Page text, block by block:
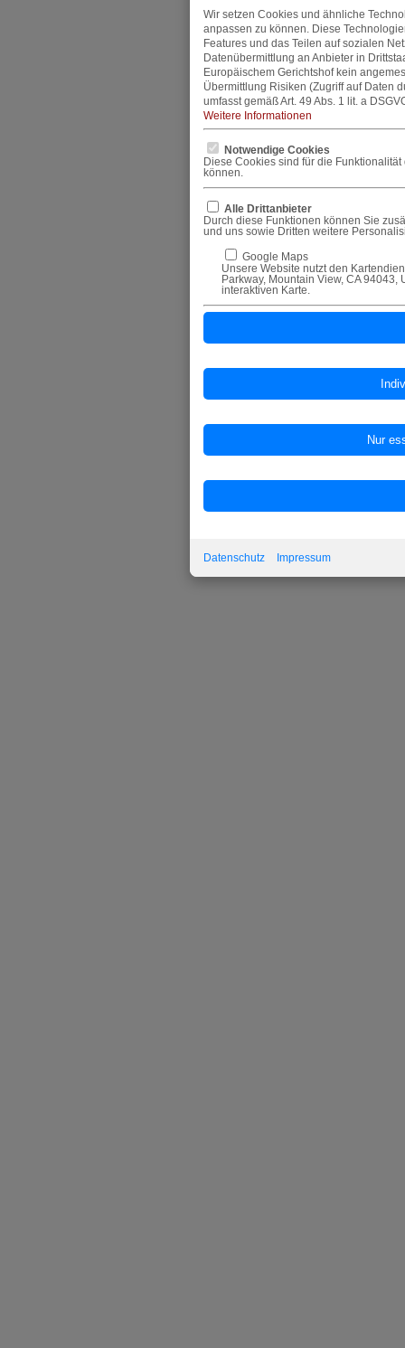
Wir setzen Cookies und ähnliche
anpassen zu können. Diese
Features und das Teilen auf sozialen
Datenübermittlung an Anbieter in
Europäischem Gerichtshof kein
Übermittlung Risiken (Zugriff auf Daten
umfasst gemäß Art. 49 Abs. 1 lit. a
Weitere Informationen
Notwendige Cookies
Diese Cookies sind für die
können.
Alle Drittanbieter
Durch diese Funktionen können Sie
und uns sowie Dritten weitere
Google Maps
Unsere Website nutzt den
Parkway, Mountain View, CA
interaktiven Karte.
Datenschutz Impressum